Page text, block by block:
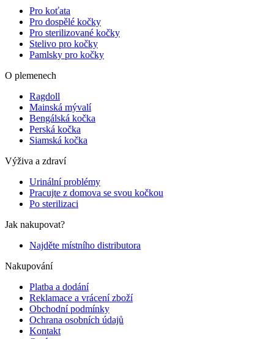
Pro koťata
Pro dospělé kočky
Pro sterilizované kočky
Stelivo pro kočky
Pamlsky pro kočky
O plemenech
Ragdoll
Mainská mývalí
Bengálská kočka
Perská kočka
Siamská kočka
Výživa a zdraví
Urinální problémy
Pracujte z domova se svou kočkou
Po sterilizaci
Jak nakupovat?
Najděte místního distributora
Nakupování
Platba a dodání
Reklamace a vrácení zboží
Obchodní podmínky
Ochrana osobních údajů
Kontakt